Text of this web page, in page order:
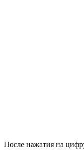
После нажатия на